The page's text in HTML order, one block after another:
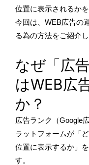
位置に表示されるか
今回は、WEB広告の
る為の方法をご紹介し
なぜ「広
はWEB広
か？
広告ランク（Google
ラットフォームが「
位置に表示するか」
す。